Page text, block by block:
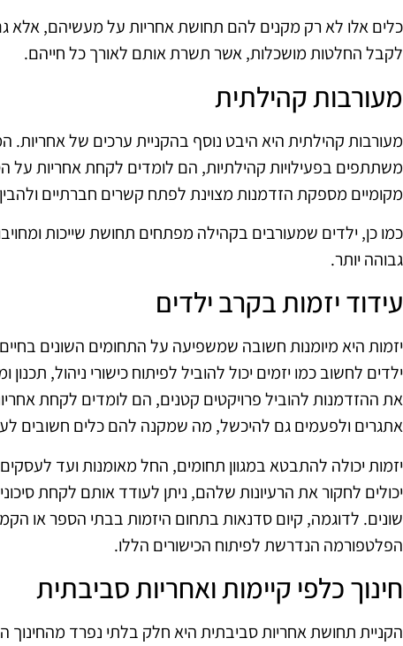
כלים אלו לא רק מקנים להם תחושת אחריות על מעשיהם, אלא
לקבל החלטות מושכלות, אשר תשרת אותם לאורך כל חייהם.
מעורבות קהילתית
מעורבות קהילתית היא היבט נוסף בהקניית ערכים של אחריות.
משתתפים בפעילויות קהילתיות, הם לומדים לקחת אחריות
מקומיים מספקת הזדמנות מצוינת לפתח קשרים חברתיים
כמו כן, ילדים שמעורבים בקהילה מפתחים תחושת שייכות
גבוהה יותר.
עידוד יזמות בקרב ילדים
יזמות היא מיומנות חשובה שמשפיעה על התחומים השונים
ילדים לחשוב כמו יזמים יכול להוביל לפיתוח כישורי ניהול,
את ההזדמנות להוביל פרויקטים קטנים, הם לומדים לקחת
אתגרים ולפעמים גם להיכשל, מה שמקנה להם כלים חשובים
יזמות יכולה להתבטא במגוון תחומים, החל מאומנות ועד
יכולים לחקור את הרעיונות שלהם, ניתן לעודד אותם לקחת
שונים. לדוגמה, קיום סדנאות בתחום היזמות בבתי הספר או
הפלטפורמה הנדרשת לפיתוח הכישורים הללו.
חינוך כלפי קיימות ואחריות סביבתית
הקניית תחושת אחריות סביבתית היא חלק בלתי נפרד מהחינוך